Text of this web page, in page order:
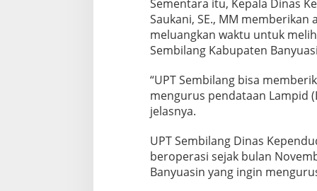
Sementara itu, Kepala Dinas
Saukani, SE., MM memberikan
meluangkan waktu untuk
Sembilang Kabupaten
“UPT Sembilang bisa
mengurus pendataan Lampid
jelasnya.
UPT Sembilang Dinas
beroperasi sejak bulan
Banyuasin yang ingin